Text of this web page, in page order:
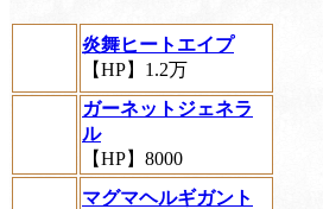
炎舞ヒートエイプ
【HP】1.2万
ガーネットジェネラ
ル
【HP】8000
マグマヘルギガント